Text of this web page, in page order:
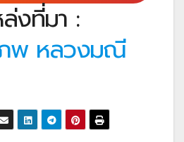
งที่มา :
หลวงมณี